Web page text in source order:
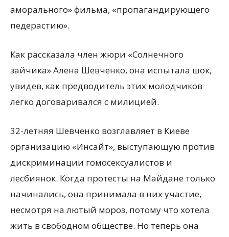
аморального» фильма, «пропагандирующего
педерастию».
Как рассказала член жюри «Солнечного
зайчика» Алена Шевченко, она испытала шок,
увидев, как предводитель этих молодчиков
легко договаривался с милицией.
32-летняя Шевченко возглавляет в Киеве
организацию «Инсайт», выступающую против
дискриминации гомосексуалистов и
лесбиянок. Когда протесты на Майдане только
начинались, она принимала в них участие,
несмотря на лютый мороз, потому что хотела
жить в свободном обществе. Но теперь она